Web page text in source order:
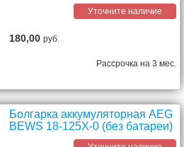
Уточните наличие
180,00руб.
Рассрочка на 3 мес.
Болгарка аккумуляторная AEG
BEWS 18-125X-0 (без батареи)